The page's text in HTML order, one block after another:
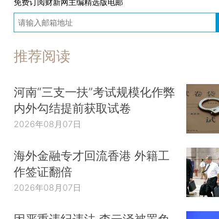
免费订阅财新网主编精选版电邮
推荐阅读
河南“三支一扶”考试规模化作弊
内外勾结提前获取试卷
2026年08月07日
海外金融专才回流香港 外籍工
作签证翻倍
2026年08月07日